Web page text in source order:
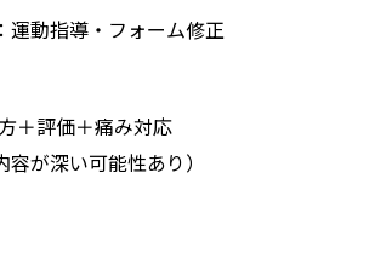
運動指導・フォーム修正
＋評価＋痛み対応
容が深い可能性あり）